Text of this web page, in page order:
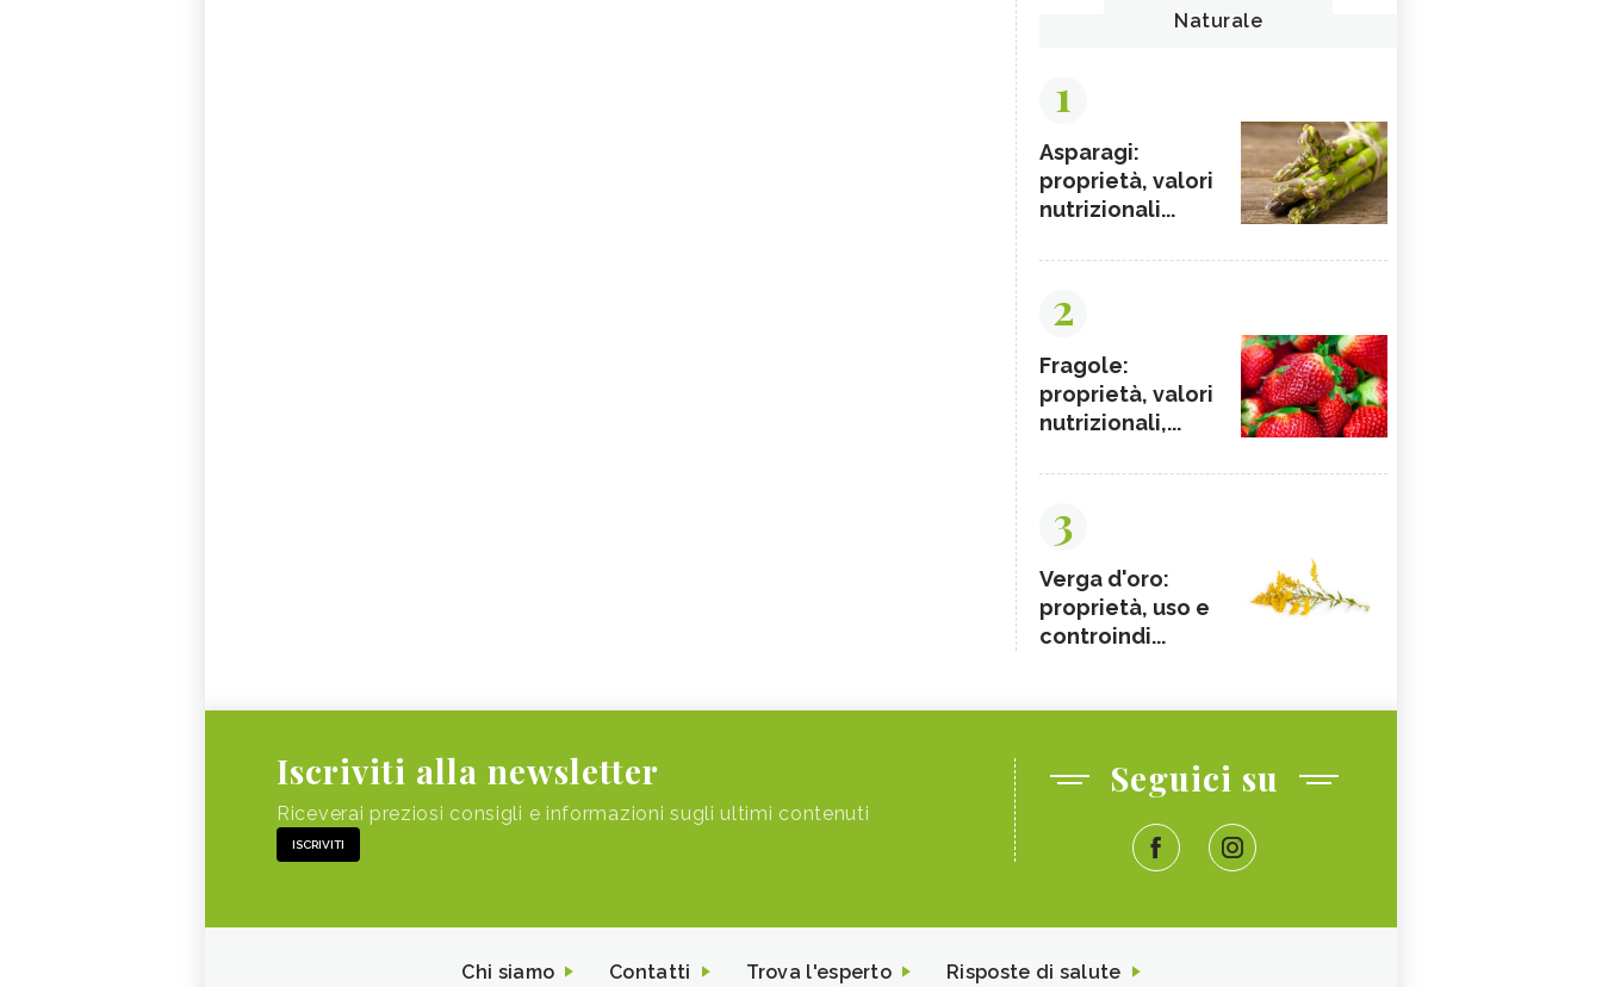
Naturale
1
Asparagi:
proprietà, valori
nutrizionali...
2
Fragole:
proprietà, valori
nutrizionali,...
3
Verga d'oro:
proprietà, uso e
controindi...
Iscriviti alla newsletter
Riceverai preziosi consigli e informazioni sugli ultimi contenuti
ISCRIVITI
Seguici su
Chi siamo Contatti Trova l'esperto Risposte di salute